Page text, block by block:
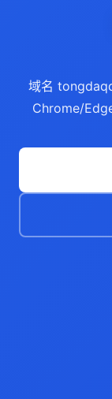
域名
Chrome/